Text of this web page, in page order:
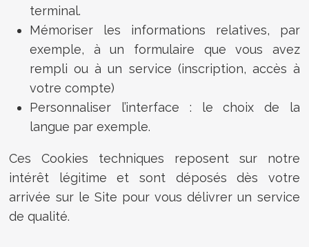
terminal.
Mémoriser les informations relatives, par
exemple, à un formulaire que vous avez
rempli ou à un service (inscription, accès à
votre compte)
Personnaliser l’interface : le choix de la
langue par exemple.
Ces Cookies techniques reposent sur notre
intérêt légitime et sont déposés dès votre
arrivée sur le Site pour vous délivrer un service
de qualité.